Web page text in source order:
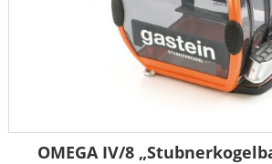
OMEGA IV/8